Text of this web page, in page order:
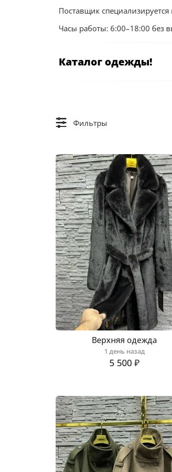
Поставщик
Часы работы: 6:00–18:00 без
Каталог одежды!
Фильтры
Верхняя одежда
1 день назад
5 500 ₽